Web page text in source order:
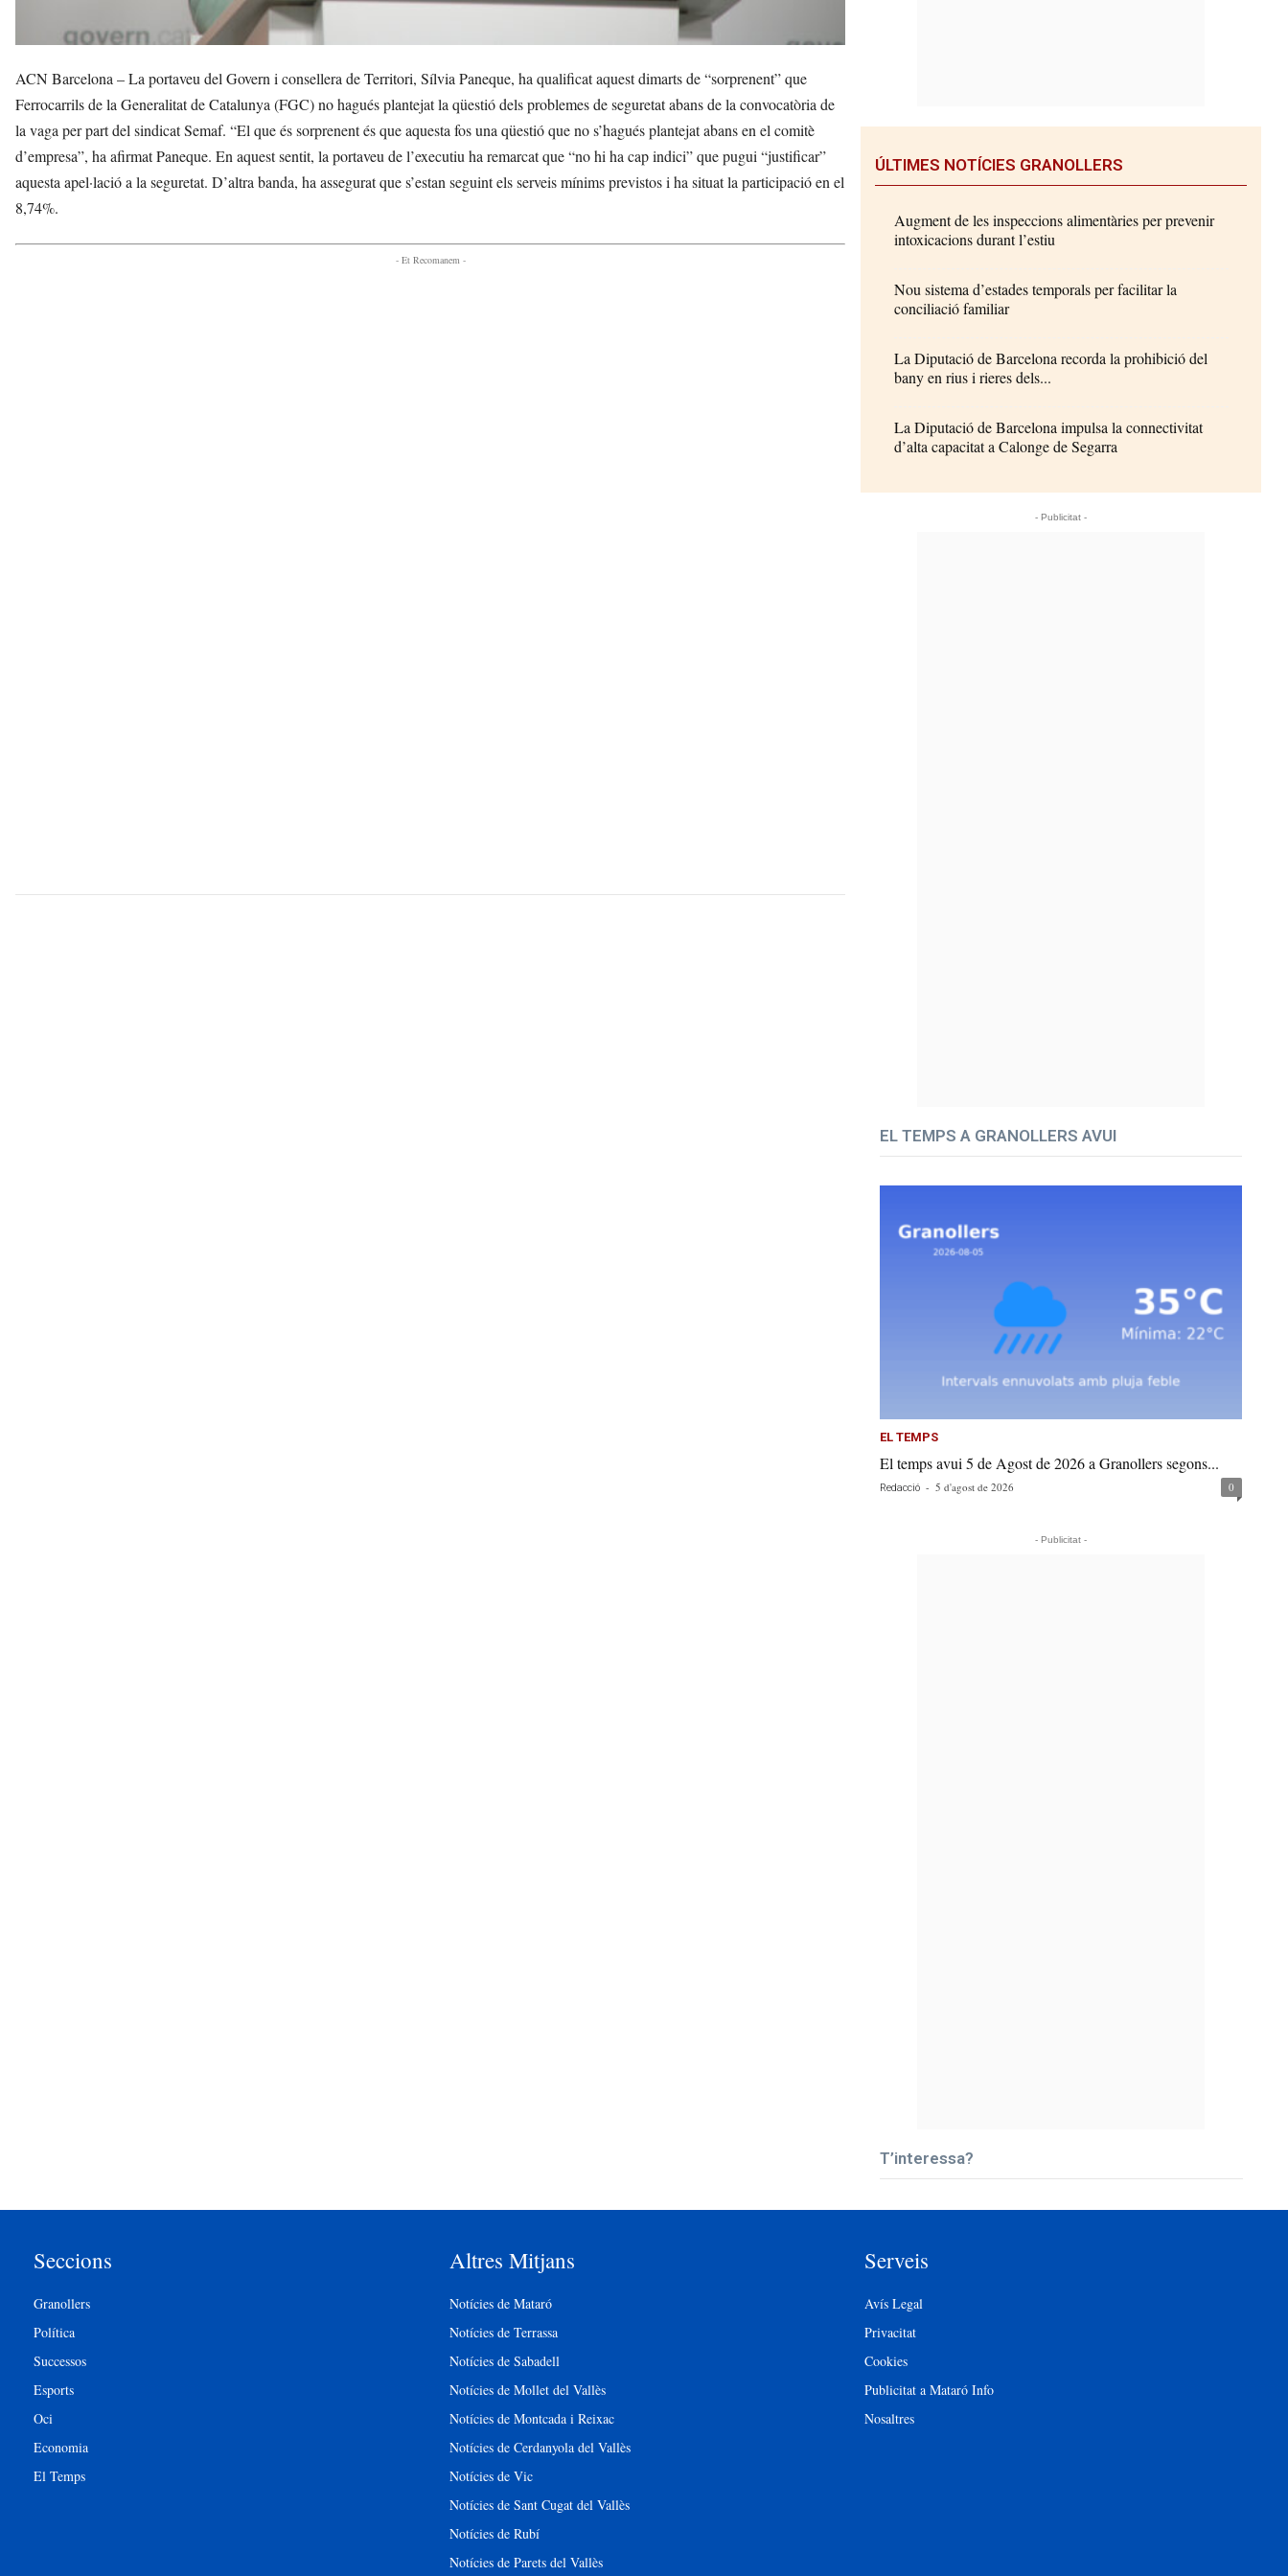
ACN Barcelona – La portaveu del Govern i consellera de Territori, Sílvia Paneque, ha qualificat aquest dimarts de “sorprenent” que
Ferrocarrils de la Generalitat de Catalunya (FGC) no hagués plantejat la qüestió dels problemes de seguretat abans de la convocatòria de
la vaga per part del sindicat Semaf. “El que és sorprenent és que aquesta fos una qüestió que no s’hagués plantejat abans en el comitè
d’empresa”, ha afirmat Paneque. En aquest sentit, la portaveu de l’executiu ha remarcat que “no hi ha cap indici” que pugui “justificar”
aquesta apel·lació a la seguretat. D’altra banda, ha assegurat que s’estan seguint els serveis mínims previstos i ha situat la participació en el
8,74%.
- Et Recomanem -
ÚLTIMES NOTÍCIES GRANOLLERS
Augment de les inspeccions alimentàries per prevenir
intoxicacions durant l’estiu
Nou sistema d’estades temporals per facilitar la
conciliació familiar
La Diputació de Barcelona recorda la prohibició del
bany en rius i rieres dels...
La Diputació de Barcelona impulsa la connectivitat
d’alta capacitat a Calonge de Segarra
- Publicitat -
EL TEMPS A GRANOLLERS AVUI
EL TEMPS
El temps avui 5 de Agost de 2026 a Granollers segons...
Redacció - 5 d'agost de 2026 0
- Publicitat -
T’interessa?
Seccions
Granollers
Política
Successos
Esports
Oci
Economia
El Temps
Altres Mitjans
Notícies de Mataró
Notícies de Terrassa
Notícies de Sabadell
Notícies de Mollet del Vallès
Notícies de Montcada i Reixac
Notícies de Cerdanyola del Vallès
Notícies de Vic
Notícies de Sant Cugat del Vallès
Notícies de Rubí
Notícies de Parets del Vallès
Serveis
Avís Legal
Privacitat
Cookies
Publicitat a Mataró Info
Nosaltres